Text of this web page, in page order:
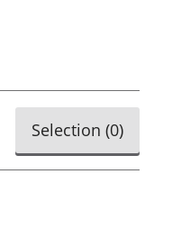
Selection (0)